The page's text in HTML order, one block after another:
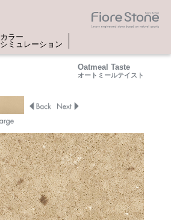
カラー
シミュレーション
Oatmeal Taste
オートミールテイスト